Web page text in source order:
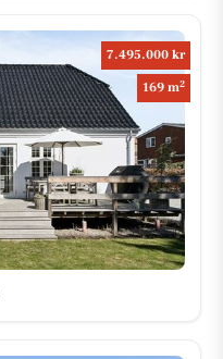
7.495.000 kr
169 m2